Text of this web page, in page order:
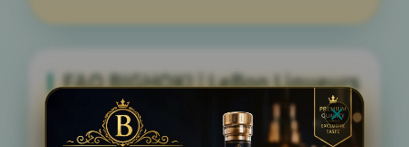
FAQ BIGHOKI | LeBon Liqueurs
Apa itu BIGHOKI | LeBon Liqueurs?